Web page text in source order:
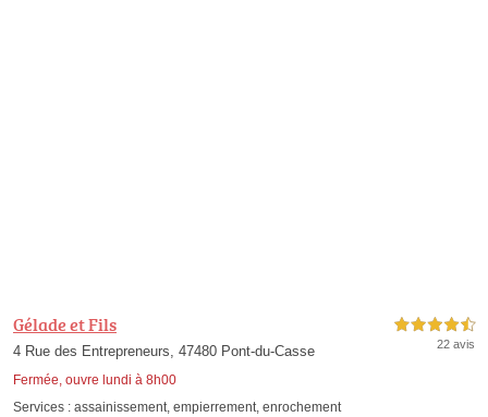
Gélade et Fils
4 Rue des Entrepreneurs, 47480 Pont-du-Casse
Fermée, ouvre lundi à 8h00
4,5 étoiles sur 5
22 avis
Services : assainissement, empierrement, enrochement